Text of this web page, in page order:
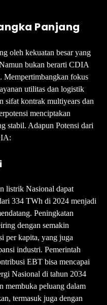
Panjang
oleh kekuatan besar yang
bukan berarti CDIA
Mempertimbangkan fokus
utilitas dan logistik
sifat kontrak multiyears dan
menciptakan
stabil. Adapun Potensi dari
listrik Nasional dapat
334 TWh di 2024 menjadi
Peningkatan
dengan semakin
per kapita, yang juga
industri. Pemerintah
EBT bisa mencapai
Nasional di tahun 2034
membuka peluang dalam
termasuk juga dengan